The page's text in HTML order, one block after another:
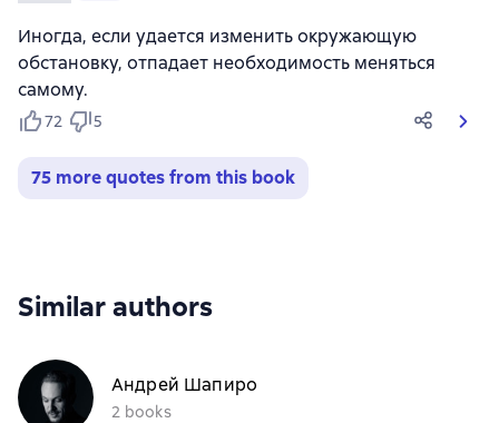
Иногда, если удается изменить окружающую
обстановку, отпадает необходимость меняться
самому.
72 5
75 more quotes from this book
Similar authors
Андрей Шапиро
2 books